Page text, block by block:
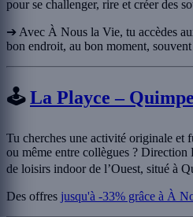
pour se challenger, rire et créer des
➔ Avec À Nous la Vie, tu accèdes
bon endroit, au bon moment,
🕹️La Playce –
Tu cherches une activité originale et
ou même entre collègues ?
de loisirs indoor de l’Ouest, situé à
Des offres jusqu'à -33% grâce à À